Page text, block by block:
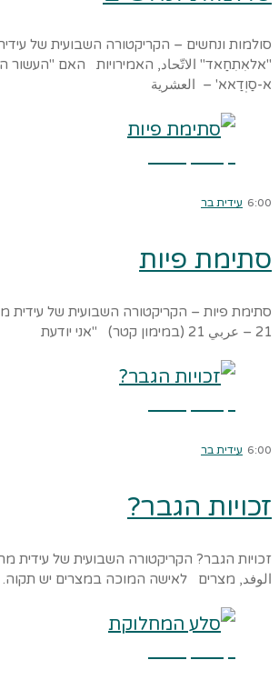
סולמות ונחשים – הקריקטורה השבועית של
"אלאִתִחַאד" الاتّحاد, האמירויות האם "העשור
א-סַוְדַאא' – العشرية
6:00 עידית בר
סתימת פיות
סתימת פיות – הקריקטורה השבועית של עידית
21 – عربي 21 (במימון קטר) "אני יודעת
6:00 עידית בר
זכויות הגבר?
זכויות הגבר? הקריקטורה השבועית של עידית
الوفد, מצרים לאישה המוכה במצרים יש